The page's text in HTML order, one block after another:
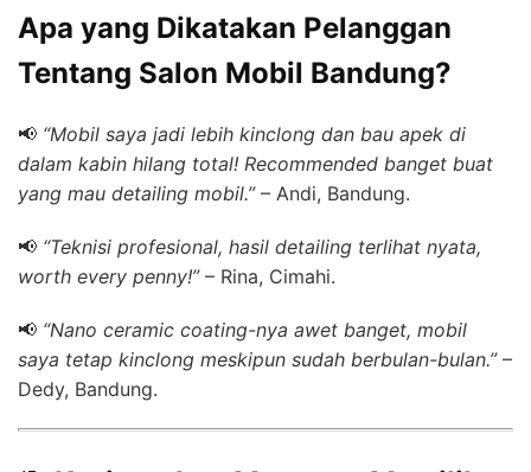
Apa yang Dikatakan Pelanggan
Tentang Salon Mobil Bandung?
📢 “Mobil saya jadi lebih kinclong dan bau apek di
dalam kabin hilang total! Recommended banget buat
yang mau detailing mobil.”– Andi, Bandung.
📢 “Teknisi profesional, hasil detailing terlihat nyata,
worth every penny!”– Rina, Cimahi.
📢 “Nano ceramic coating-nya awet banget, mobil
saya tetap kinclong meskipun sudah berbulan-bulan.”–
Dedy, Bandung.